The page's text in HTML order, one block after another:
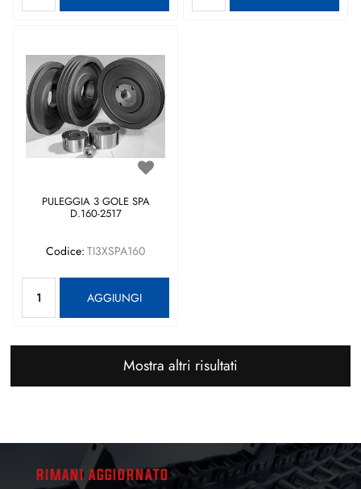
PULEGGIA 3 GOLE SPA
D.160-2517
Codice: TI3XSPA160
AGGIUNGI
Mostra altri risultati
RIMANI AGGIORNATO